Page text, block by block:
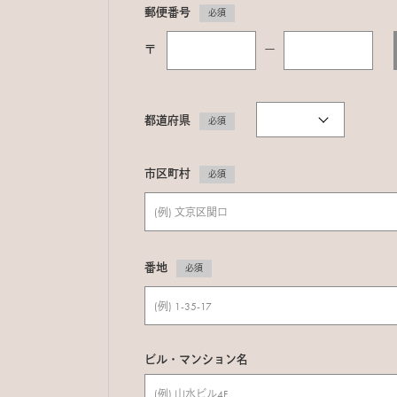
郵便番号 必須
〒 ー
都道府県 必須
市区町村 必須
番地 必須
ビル・マンション名